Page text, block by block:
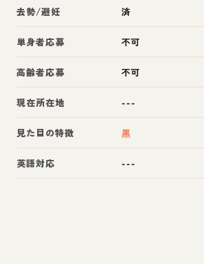
去勢/避妊 済
単身者応募 不可
高齢者応募 不可
現在所在地 ---
見た目の特徴 黒
英語対応 ---